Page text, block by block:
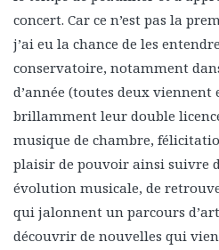
concert. Car ce n’est pas la
j’ai eu la chance de les
conservatoire, notamment
d’année (toutes deux viennent
brillamment leur double
musique de chambre,
plaisir de pouvoir ainsi suivre
évolution musicale, de
qui jalonnent un parcours
découvrir de nouvelles qui